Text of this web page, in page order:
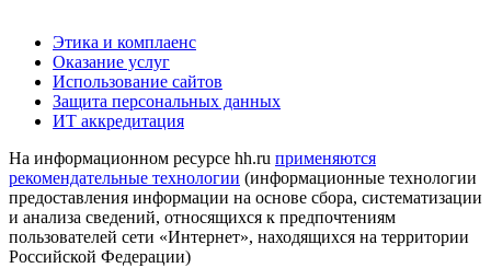
Этика и комплаенс
Оказание услуг
Использование сайтов
Защита персональных данных
ИТ аккредитация
На информационном ресурсе hh.ru применяются
рекомендательные технологии (информационные технологии
предоставления информации на основе сбора, систематизации
и анализа сведений, относящихся к предпочтениям
пользователей сети «Интернет», находящихся на территории
Российской Федерации)